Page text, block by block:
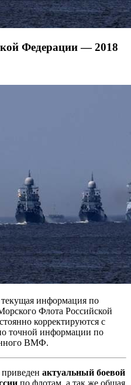
Федерации — 2018
информация по
Флота Российской
корректируются с
точной информации по
ВМФ.
актуальный боевой
по флотам, а так же общая